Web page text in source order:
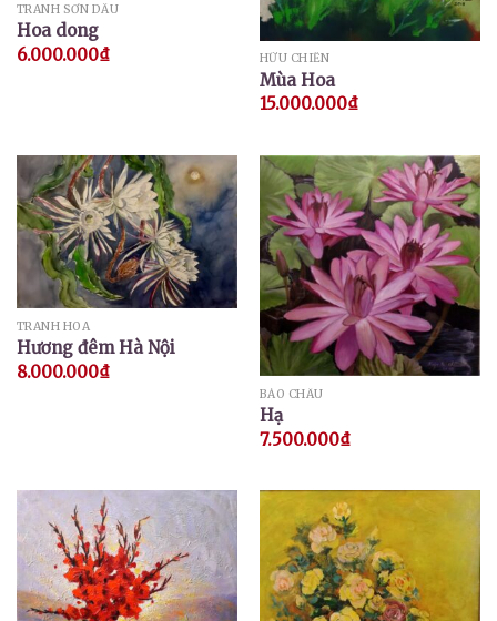
TRANH SƠN DẦU
Hoa dong
6.000.000₫ HỮU CHIẾN
Mùa Hoa
15.000.000₫
TRANH HOA
Hương đêm Hà Nội
8.000.000₫
BẢO CHÂU
Hạ
7.500.000₫